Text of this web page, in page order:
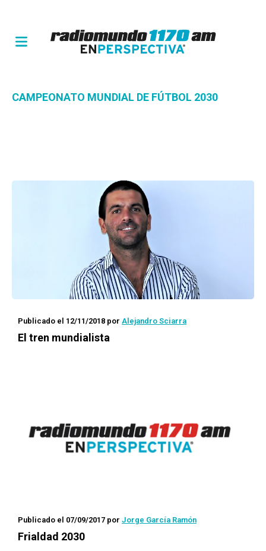
CAMPEONATO MUNDIAL DE FÚTBOL 2030
Publicado el 12/11/2018 por Alejandro Sciarra
El tren mundialista
Publicado el 07/09/2017 por Jorge García Ramón
Frialdad 2030